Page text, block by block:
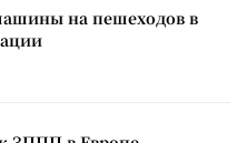
на пешеходов в